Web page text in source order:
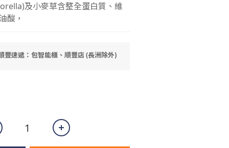
及小麥草含整全蛋白質、維
酸，
豐速遞：包智能櫃、順豐店 (長洲除外)